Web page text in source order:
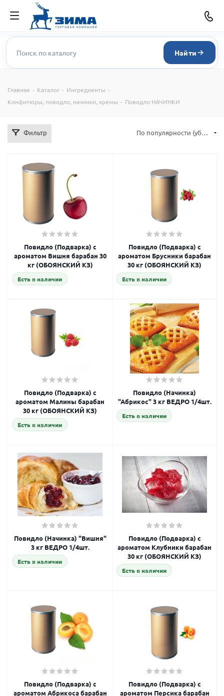
Найти
Главная - Каталог - Ингредиенты -
Конфитюры, повидло, начинки, кремы - Повидло НАЧИНКИ
Фильтр По популярности (убывание)
Повидло (Подварка) с
ароматом Вишня барабан 30
кг (ОБОЯНСКИЙ КЗ)
Есть в наличии
Повидло (Подварка) с
ароматом Брусники барабан
30 кг (ОБОЯНСКИЙ КЗ)
Есть в наличии
Повидло (Подварка) с
ароматом Малины барабан
30 кг (ОБОЯНСКИЙ КЗ)
Есть в наличии
Повидло (Начинка)
"Абрикос" 3 кг ВЕДРО 1/4шт.
Есть в наличии
Повидло (Начинка) "Вишня"
3 кг ВЕДРО 1/4шт.
Есть в наличии
Повидло (Подварка) с
ароматом Клубники барабан
30 кг (ОБОЯНСКИЙ КЗ)
Есть в наличии
Повидло (Подварка) с
ароматом Абрикоса барабан
Повидло (Подварка) с
ароматом Персика барабан